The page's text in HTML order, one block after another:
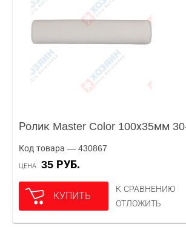
Ролик Master Color 100х35мм
Код товара — 430867
ЦЕНА 35 РУБ.
КУПИТЬ
К СРАВНЕНИЮ
ОТЛОЖИТЬ